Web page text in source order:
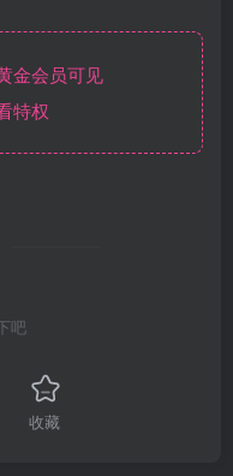
金会员可见
特权
吧
收藏